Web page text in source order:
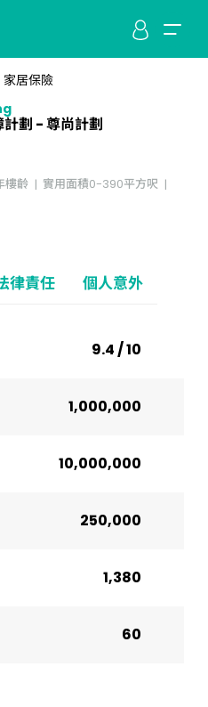
家居保險
劃 - 尊尚計劃
樓齡
實用面積0-390平方呎
律責任 個人意外
9.4 / 10
1,000,000
10,000,000
250,000
1,380
60